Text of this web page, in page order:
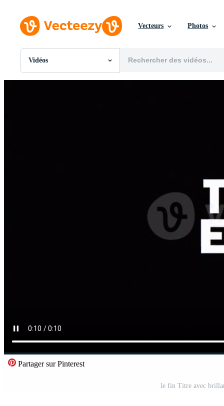
Vecteurs Photos
Vidéos
Toutes Images
Partager sur Pinterest
le fin Titre avec